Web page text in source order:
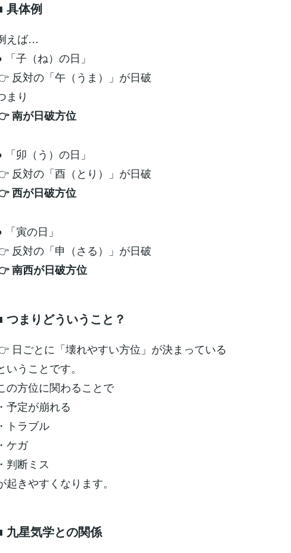
具体例
えば…
「子（ね）の日」
反対の「午（うま）」が日破
まり
南が日破方位
「卯（う）の日」
反対の「酉（とり）」が日破
西が日破方位
「寅の日」
反対の「申（さる）」が日破
南西が日破方位
つまりどういうこと？
日ごとに「壊れやすい方位」が決まっている
いうことです。
の方位に関わることで
・予定が崩れる
・トラブル
・ケガ
・判断ミス
起きやすくなります。
九星気学との関係